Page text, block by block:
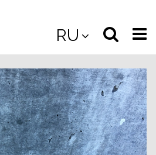
RU
Select
the
site